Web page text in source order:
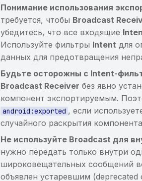
Понимание использования
требуется, чтобы Broadcast
убедитесь, что все входящие
Используйте фильтры Intent для
данных для предотвращения
Будьте осторожны с Intent-
Broadcast Receiver без явно
компонент экспортируемым.
android:exported , если
случайного раскрытия
Не используйте Broadcast для
нужно передать только внутри
широковещательных сообщений
объявлен устаревшим (deprecated